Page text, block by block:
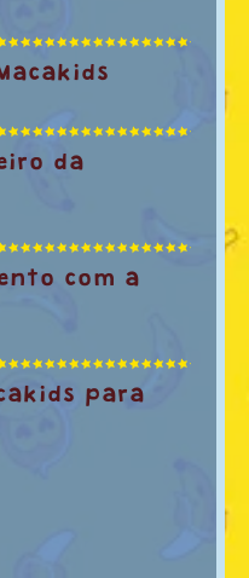
da
com a
para